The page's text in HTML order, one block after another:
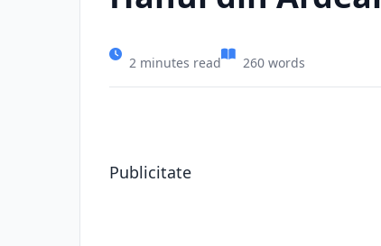
2 minutes read 260 words
Publicitate